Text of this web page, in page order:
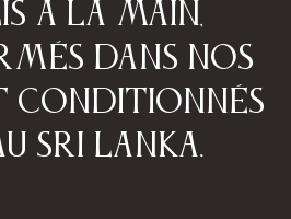
à la main,
dans nos
conditionnés
Sri Lanka.​